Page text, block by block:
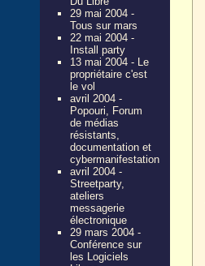
29 mai 2004 -
Tous sur mars
22 mai 2004 -
Install party
13 mai 2004 - Le
propriétaire c'est
le vol
avril 2004 -
Popouri, Forum
de médias
résistants,
documentation et
cybermanifestation
avril 2004 -
Streetparty,
ateliers
messagerie
électronique
29 mars 2004 -
Conférence sur
les Logiciels